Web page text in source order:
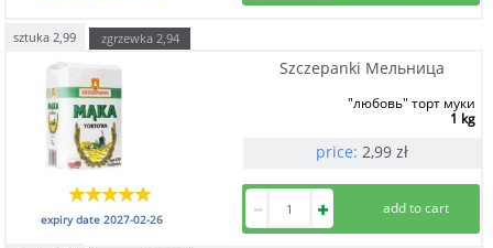
sztuka 2,99 zgrzewka 2,94
Szczepanki Мельница
"любовь" торт муки
1 kg
price: 2,99 zł
expiry date 2027-02-26